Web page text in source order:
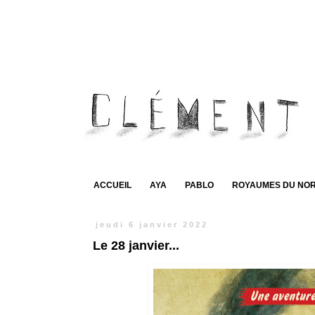
ACCUEIL AYA PABLO ROYAUMES DU
jeudi 6 janvier 2022
Le 28 janvier...